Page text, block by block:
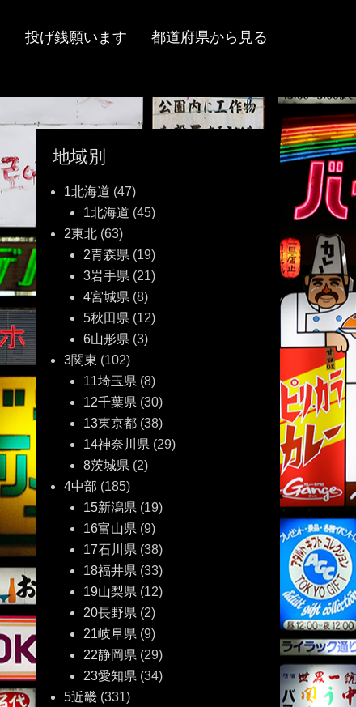
投げ銭願います 都道府県から見る
地域別
1北海道 (47)
1北海道 (45)
2東北 (63)
2青森県 (19)
3岩手県 (21)
4宮城県 (8)
5秋田県 (12)
6山形県 (3)
3関東 (102)
11埼玉県 (8)
12千葉県 (30)
13東京都 (38)
14神奈川県 (29)
8茨城県 (2)
4中部 (185)
15新潟県 (19)
16富山県 (9)
17石川県 (38)
18福井県 (33)
19山梨県 (12)
20長野県 (2)
21岐阜県 (9)
22静岡県 (29)
23愛知県 (34)
5近畿 (331)